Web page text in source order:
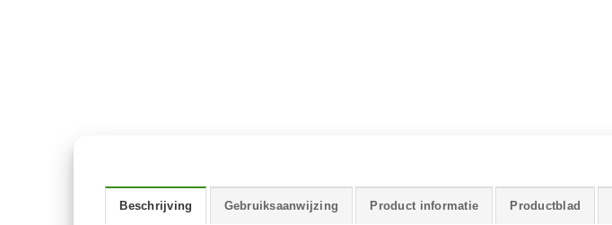
Beschrijving Gebruiksaanwijzing Product informatie Productblad